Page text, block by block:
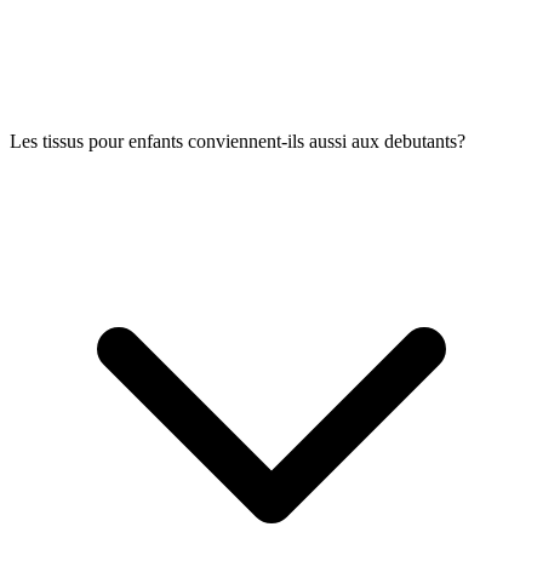
Les tissus pour enfants conviennent-ils aussi aux debutants?